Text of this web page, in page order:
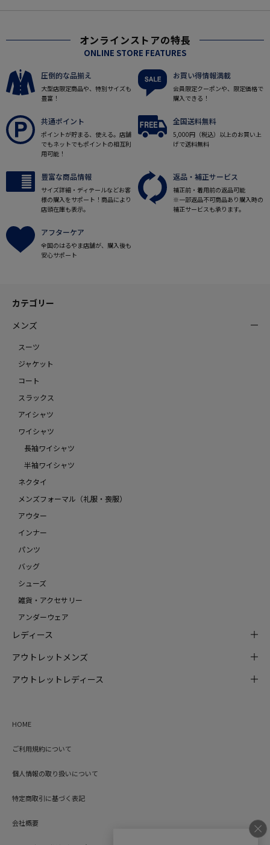
オンラインストアの特長
ONLINE STORE FEATURES
圧倒的な品揃え
大型店限定商品や、特別サイズも
豊富！
お買い得情報満載
会員限定クーポンや、限定価格で
購入できる！
共通ポイント
ポイントが貯まる、使える。店舗
でもネットでもポイントの相互利
用可能！
全国送料無料
5,000円（税込）以上のお買い上
げで送料無料
豊富な商品情報
サイズ詳細・ディテールなどお客
様の購入をサポート！商品により
店頭在庫も表示。
返品・補正サービス
補正前・着用前の返品可能
※一部返品不可商品あり購入時の
補正サービスも承ります。
アフターケア
全国のはるやま店舗が、購入後も
安心サポート
カテゴリー
メンズ
スーツ
ジャケット
コート
スラックス
アイシャツ
ワイシャツ
長袖ワイシャツ
半袖ワイシャツ
ネクタイ
メンズフォーマル（礼服・喪服）
アウター
インナー
パンツ
バッグ
シューズ
雑貨・アクセサリー
アンダーウェア
レディース
アウトレットメンズ
アウトレットレディース
HOME
ご利用規約について
個人情報の取り扱いについて
特定商取引に基づく表記
会社概要